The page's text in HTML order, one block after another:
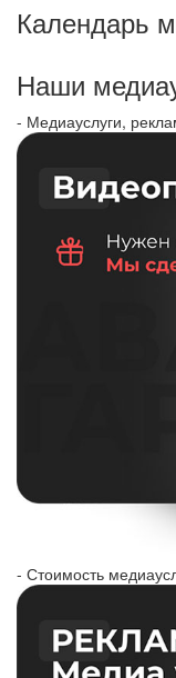
Календарь
Наши
- Медиауслуги,
- Стоимость